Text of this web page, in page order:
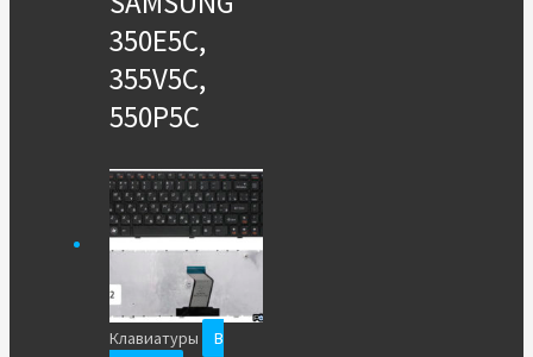
350E5С,
355V5C,
550P5C
Клавиатуры
В